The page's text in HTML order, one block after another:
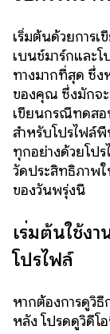
เริ่มต้นด้วยการ
เบนช์มาร์กและโ
ทางมากที่สุด ซึ่ง
ของคุณ ซึ่งมักจ
เขียนกรณีทดส
สำหรับโปรไฟล์
ทุกอย่างด้วยโป
วัดประสิทธิภาพ
ของวันพรุ่งนี้
เริ่มต้นใช้ง
โปรไฟล์
หากต้องการดูวิธี
หลัง โปรดดูวิดี